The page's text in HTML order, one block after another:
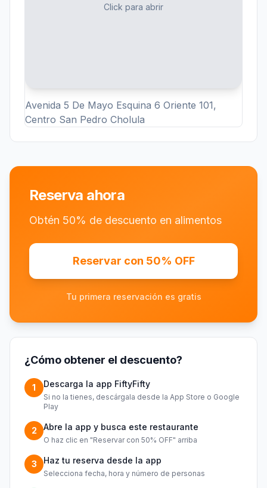
Click para abrir
Avenida 5 De Mayo Esquina 6 Oriente 101,
Centro San Pedro Cholula
Reserva ahora
Obtén 50% de descuento en alimentos
Reservar con 50% OFF
Tu primera reservación es gratis
¿Cómo obtener el descuento?
1 Descarga la app FiftyFifty
Si no la tienes, descárgala desde la App Store o Google
Play
2 Abre la app y busca este restaurante
O haz clic en "Reservar con 50% OFF" arriba
3 Haz tu reserva desde la app
Selecciona fecha, hora y número de personas